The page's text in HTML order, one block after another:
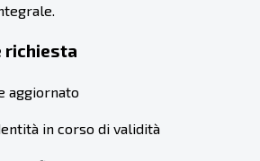
richiesta
aggiornato
in corso di validità